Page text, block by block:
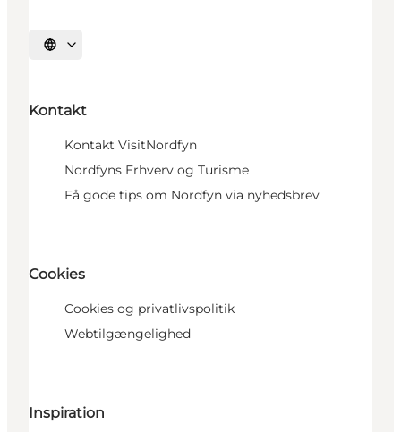
Vælg sprog
Kontakt
Kontakt VisitNordfyn
Nordfyns Erhverv og Turisme
Få gode tips om Nordfyn via nyhedsbrev
Cookies
Cookies og privatlivspolitik
Webtilgængelighed
Inspiration